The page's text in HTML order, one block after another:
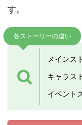
す。
各ストーリーの違い
メインス
キャラス
イベント